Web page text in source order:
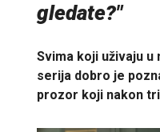
gledate?"
Svima koji uživaju
serija dobro je
prozor koji nakon